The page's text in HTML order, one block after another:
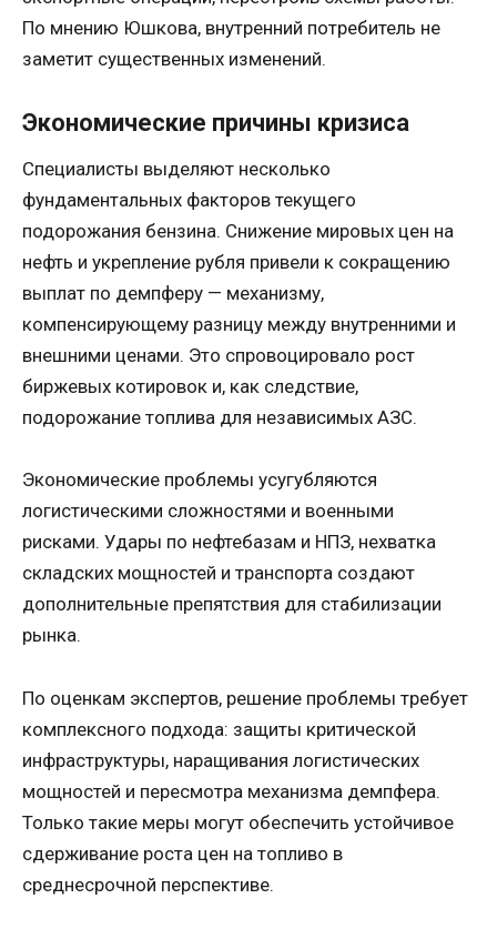
По мнению Юшкова, внутренний потребитель не
заметит существенных изменений.
Экономические причины кризиса
Специалисты выделяют несколько
фундаментальных факторов текущего
подорожания бензина. Снижение мировых цен на
нефть и укрепление рубля привели к сокращению
выплат по демпферу — механизму,
компенсирующему разницу между внутренними и
внешними ценами. Это спровоцировало рост
биржевых котировок и, как следствие,
подорожание топлива для независимых АЗС.
Экономические проблемы усугубляются
логистическими сложностями и военными
рисками. Удары по нефтебазам и НПЗ, нехватка
складских мощностей и транспорта создают
дополнительные препятствия для стабилизации
рынка.
По оценкам экспертов, решение проблемы требует
комплексного подхода: защиты критической
инфраструктуры, наращивания логистических
мощностей и пересмотра механизма демпфера.
Только такие меры могут обеспечить устойчивое
сдерживание роста цен на топливо в
среднесрочной перспективе.